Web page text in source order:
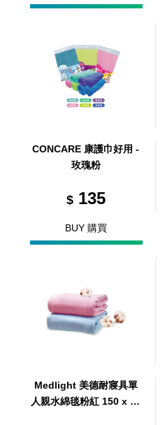
CONCARE 康護巾好用 -
玫瑰粉
$135
BUY 購買
Medlight 美德耐寢具單
人親水綿毯粉紅 150 x 12